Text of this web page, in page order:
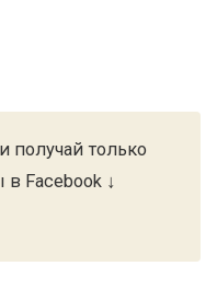
получай только
Facebook ↓